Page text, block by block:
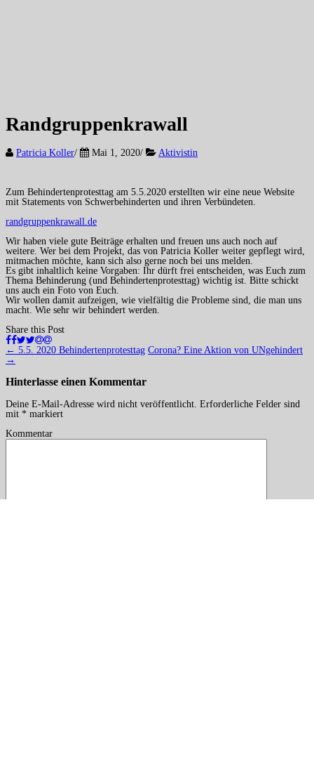
Randgruppenkrawall
Patricia Koller/ Mai 1, 2020/ Aktivistin
Zum Behindertenprotesttag am 5.5.2020 erstellten wir eine neue Website
mit Statements von Schwerbehinderten und ihren Verbündeten.
randgruppenkrawall.de
Wir haben viele gute Beiträge erhalten und freuen uns auch noch auf
weitere. Wer bei dem Projekt, das von Patricia Koller weiter gepflegt wird,
mitmachen möchte, kann sich also gerne noch bei uns melden.
Es gibt inhaltlich keine Vorgaben: Ihr dürft frei entscheiden, was Euch zum
Thema Behinderung (und Behindertenprotesttag) wichtig ist. Bitte schickt
uns auch ein Foto von Euch.
Wir wollen damit aufzeigen, wie vielfältig die Probleme sind, die man uns
macht. Wie sehr wir behindert werden.
Share this Post
Navigation
(Beiträge)
← 5.5. 2020 Behindertenprotesttag Corona? Eine Aktion von UNgehindert
→
Hinterlasse einen Kommentar
Deine E-Mail-Adresse wird nicht veröffentlicht. Erforderliche Felder sind
mit * markiert
Kommentar